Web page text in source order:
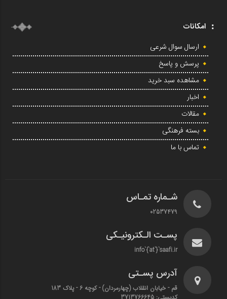
امکانات
ارسال سوال شرعی
پرسش و پاسخ
مشاهده سبد خرید
اخبار
مقالات
بسته فرهنگی
تماس با ما
شـماره تمـاس
02537479
پسـت الـکترونیـکی
info`{`at`}`saafi.ir
آدرس پسـتی
قم - خیابان انقلاب (چهارمردان)‌ - کوچه 6 - پلاک 183
کدپستی: 3713766645